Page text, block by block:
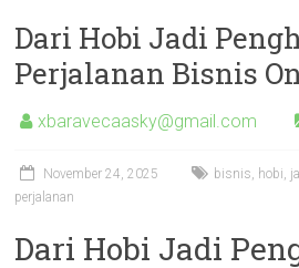
Dari Hobi Jadi
Perjalanan Bisnis
xbaravecaasky@gmail.com
November 24, 2025 bisnis, hobi,
perjalanan
Dari Hobi Jadi